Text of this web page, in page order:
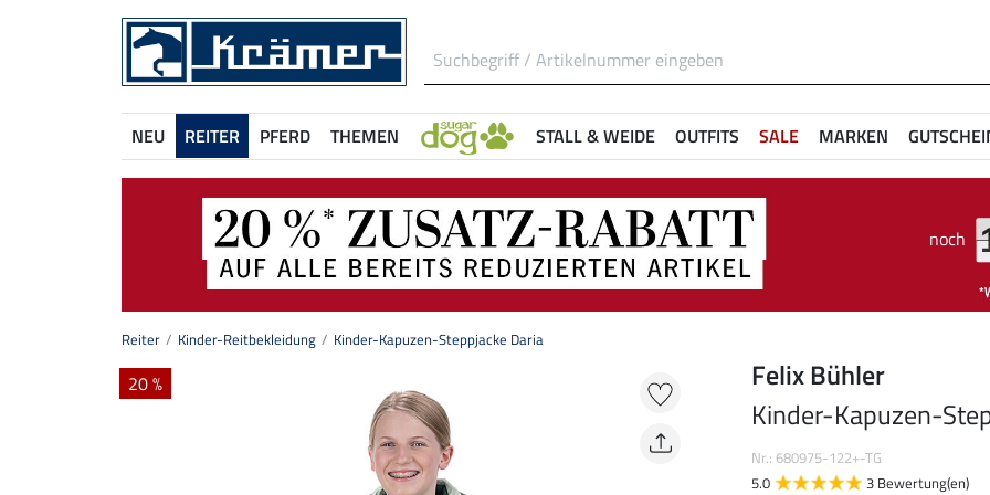
NEU REITER PFERD THEMEN STALL & WEIDE OUTFITS SALE MARKEN
noch
Reiter Kinder-Reitbekleidung Kinder-Kapuzen-Steppjacke Daria
20 %
Felix Bühler
Kinder-Kapuzen-
Nr.: 680975-122+-TG
5.0
3 Bewertung(en)